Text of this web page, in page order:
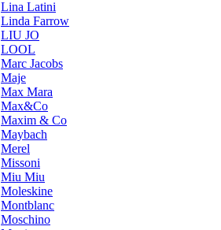
Lina Latini
Linda Farrow
LIU JO
LOOL
Marc Jacobs
Maje
Max Mara
Max&Co
Maxim & Co
Maybach
Merel
Missoni
Miu Miu
Moleskine
Montblanc
Moschino